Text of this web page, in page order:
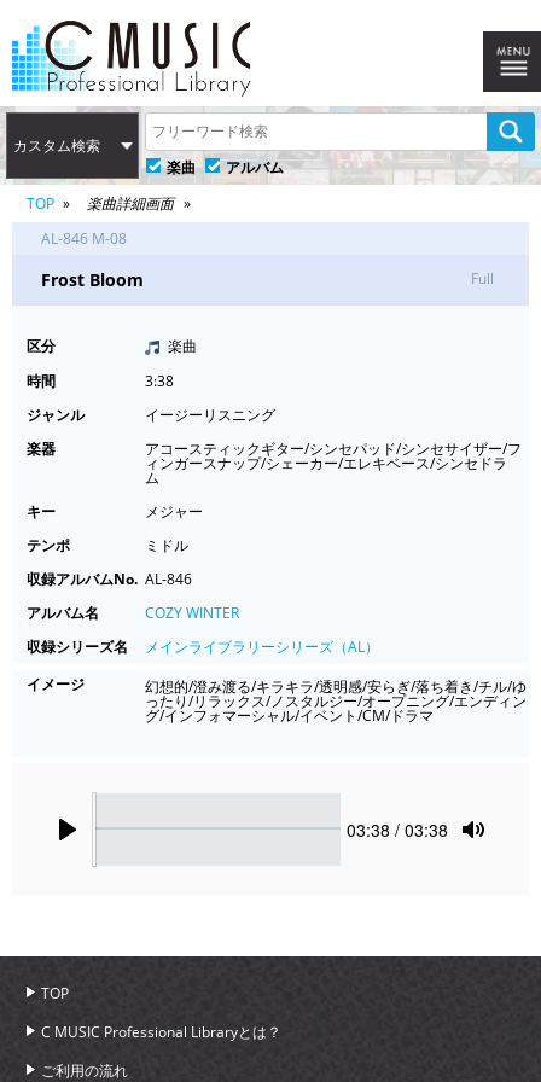
カスタム検索
楽曲
アルバム
TOP
楽曲詳細画面
AL-846 M-08
Frost Bloom Full
区分
楽曲
時間
3:38
ジャンル
イージーリスニング
楽器
アコースティックギター/シンセパッド/シンセサイザー/フ
ィンガースナップ/シェーカー/エレキベース/シンセドラ
ム
キー
メジャー
テンポ
ミドル
収録アルバムNo. AL-846
アルバム名
COZY WINTER
収録シリーズ名
メインライブラリーシリーズ（AL）
イメージ
幻想的/澄み渡る/キラキラ/透明感/安らぎ/落ち着き/チル/ゆ
ったり/リラックス/ノスタルジー/オープニング/エンディン
グ/インフォマーシャル/イベント/CM/ドラマ
Current
03:38 / 03:38
TOP
C MUSIC Professional Libraryとは？
ご利用の流れ